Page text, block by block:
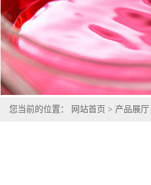
您当前的位置： 网站首页 > 产品展厅